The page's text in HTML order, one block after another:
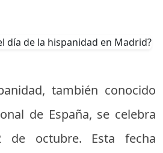
también conocido
de España, se celebra
octubre. Esta fecha